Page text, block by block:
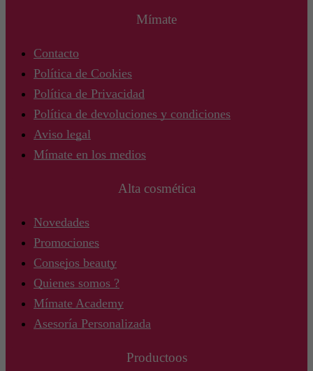
Mímate
Contacto
Política de Cookies
Política de Privacidad
Política de devoluciones y condiciones
Aviso legal
Mímate en los medios
Alta cosmética
Novedades
Promociones
Consejos beauty
Quienes somos ?
Mímate Academy
Asesoría Personalizada
Productoos